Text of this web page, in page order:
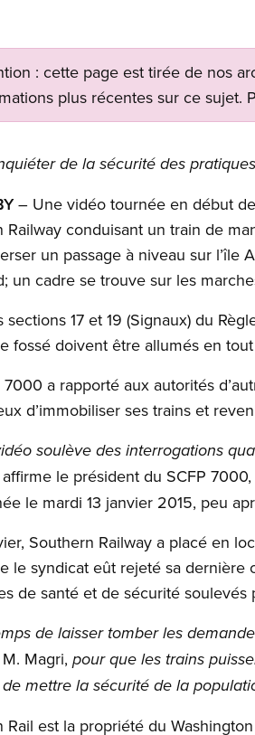
: cette page est tirée de nos
plus récentes sur ce sujet.
de la sécurité des
– Une vidéo tournée en début
Railway conduisant un train de
un passage à niveau sur l’île
un cadre se trouve sur les
sections 17 et 19 (Signaux) du
fossé doivent être allumés en
7000 a rapporté aux autorités
d’immobiliser ses trains et
soulève des interrogations
le président du SCFP
le mardi 13 janvier 2015, peu
Southern Railway a placé en
le syndicat eût rejeté sa
de santé et de sécurité soulevés
de laisser tomber les
Magri, pour que les trains
de mettre la sécurité de la
Rail est la propriété du